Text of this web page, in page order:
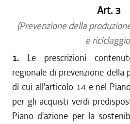
Art. 3
(Prevenzione della
e
1. Le prescrizioni
regionale di prevenzione della
di cui all'articolo 14 e nel
per gli acquisti verdi
Piano d'azione per la